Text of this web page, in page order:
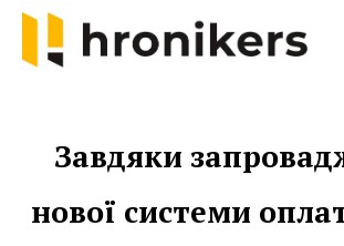
Skip
content
Завдяки
нової системи